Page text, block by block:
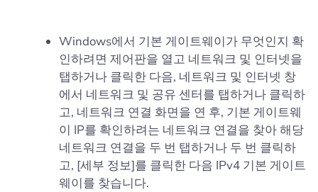
Windows에서 기본 게이트웨이가 무엇인지 확
인하려면 제어판을 열고 네트워크 및 인터넷을
탭하거나 클릭한 다음, 네트워크 및 인터넷 창
에서 네트워크 및 공유 센터를 탭하거나 클릭하
고, 네트워크 연결 화면을 연 후, 기본 게이트웨
이 IP를 확인하려는 네트워크 연결을 찾아 해당
네트워크 연결을 두 번 탭하거나 두 번 클릭하
고, [세부 정보]를 클릭한 다음 IPv4 기본 게이트
웨이를 찾습니다.